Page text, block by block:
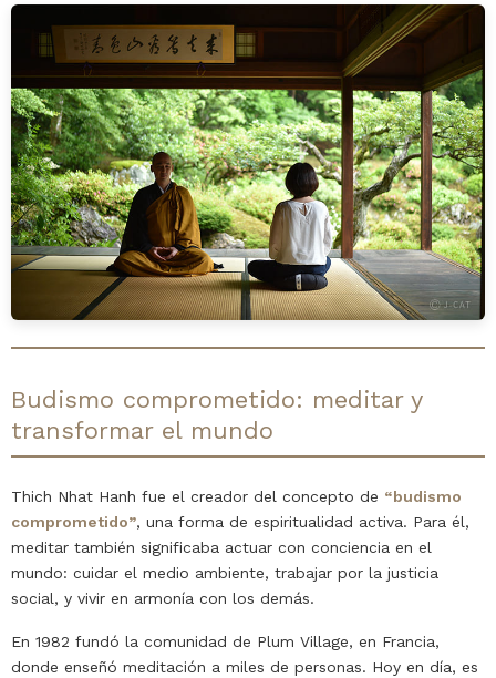
Budismo comprometido: meditar y
transformar el mundo
Thich Nhat Hanh fue el creador del concepto de “budismo
comprometido”, una forma de espiritualidad activa. Para él,
meditar también significaba actuar con conciencia en el
mundo: cuidar el medio ambiente, trabajar por la justicia
social, y vivir en armonía con los demás.
En 1982 fundó la comunidad de Plum Village, en Francia,
donde enseñó meditación a miles de personas. Hoy en día, es